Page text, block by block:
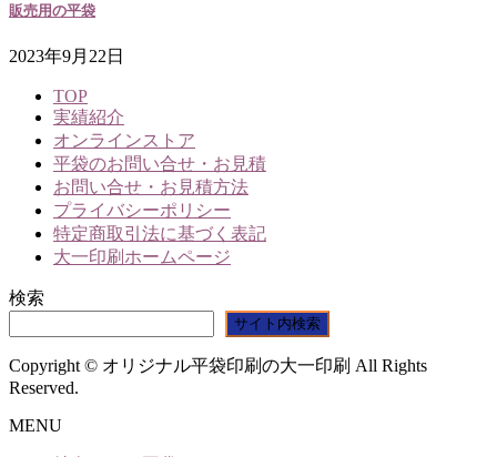
販売用の平袋
2023年9月22日
TOP
実績紹介
オンラインストア
平袋のお問い合せ・お見積
お問い合せ・お見積方法
プライバシーポリシー
特定商取引法に基づく表記
大一印刷ホームページ
検索
サイト内検索
Copyright © オリジナル平袋印刷の大一印刷 All Rights
Reserved.
MENU